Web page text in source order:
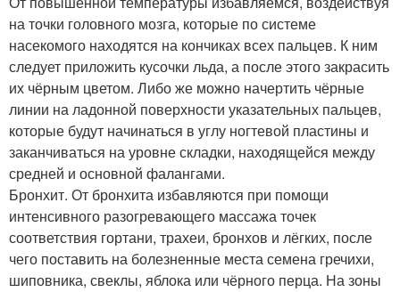
на точки головного мозга, которые по системе
насекомого находятся на кончиках всех пальцев. К ним
следует приложить кусочки льда, а после этого закрасить
их чёрным цветом. Либо же можно начертить чёрные
линии на ладонной поверхности указательных пальцев,
которые будут начинаться в углу ногтевой пластины и
заканчиваться на уровне складки, находящейся между
средней и основной фалангами.
Бронхит. От бронхита избавляются при помощи
интенсивного разогревающего массажа точек
соответствия гортани, трахеи, бронхов и лёгких, после
чего поставить на болезненные места семена гречихи,
шиповника, свеклы, яблока или чёрного перца. На зоны